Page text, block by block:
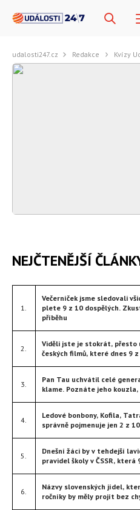
udalosti247.cz Redakce Kvízy
NEJČTENĚJŠÍ
1.
Večerníček jsme sledovali
plete 9 z 10 dospělých.
příběhu
2.
Viděli jste je stokrát,
českých filmů, které dnes 9
3.
Pan Tau uchvátil celé
klame. Poznáte jeho
4.
Ledové bonbony, Kofila,
správně pojmenuje jen 2 z
5.
Dnešní žáci by v tehdejší
pravidel školy v ČSSR,
6.
Názvy slovenských jídel,
ročníky by měly projít bez